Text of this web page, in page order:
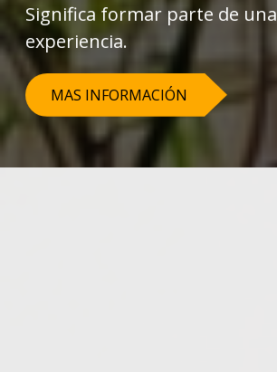
Significa formar parte de una
experiencia.
MAS INFORMACIÓN